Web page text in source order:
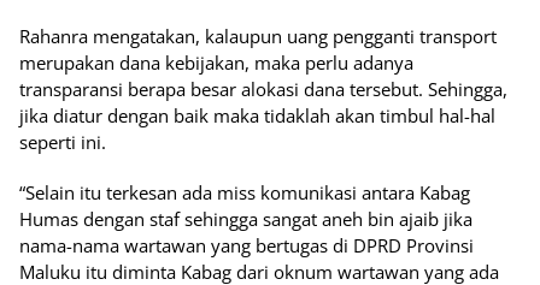
Rahanra mengatakan, kalaupun uang pengganti transport
merupakan dana kebijakan, maka perlu adanya
transparansi berapa besar alokasi dana tersebut. Sehingga,
jika diatur dengan baik maka tidaklah akan timbul hal-hal
seperti ini.
“Selain itu terkesan ada miss komunikasi antara Kabag
Humas dengan staf sehingga sangat aneh bin ajaib jika
nama-nama wartawan yang bertugas di DPRD Provinsi
Maluku itu diminta Kabag dari oknum wartawan yang ada